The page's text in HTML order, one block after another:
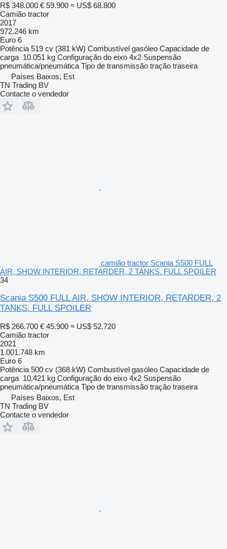
R$ 348.000 € 59.900 ≈ US$ 68.800
Camião tractor
2017
972.246 km
Euro 6
Potência 519 cv (381 kW) Combustível gasóleo Capacidade de
carga 10.051 kg Configuração do eixo 4x2 Suspensão
pneumática/pneumática Tipo de transmissão tração traseira
Países Baixos, Est
TN Trading BV
Contacte o vendedor
camião tractor Scania S500 FULL
AIR, SHOW INTERIOR, RETARDER, 2 TANKS. FULL SPOILER
34
Scania S500 FULL AIR, SHOW INTERIOR, RETARDER, 2
TANKS. FULL SPOILER
R$ 266.700 € 45.900 ≈ US$ 52.720
Camião tractor
2021
1.001.748 km
Euro 6
Potência 500 cv (368 kW) Combustível gasóleo Capacidade de
carga 10.421 kg Configuração do eixo 4x2 Suspensão
pneumática/pneumática Tipo de transmissão tração traseira
Países Baixos, Est
TN Trading BV
Contacte o vendedor